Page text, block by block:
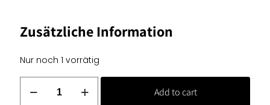
Zusätzliche Information
Nur noch 1 vorrätig
Add to cart